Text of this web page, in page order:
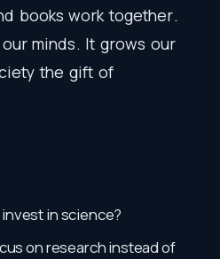
books work together.
our minds. It grows our
the gift of
in science?
on research instead of